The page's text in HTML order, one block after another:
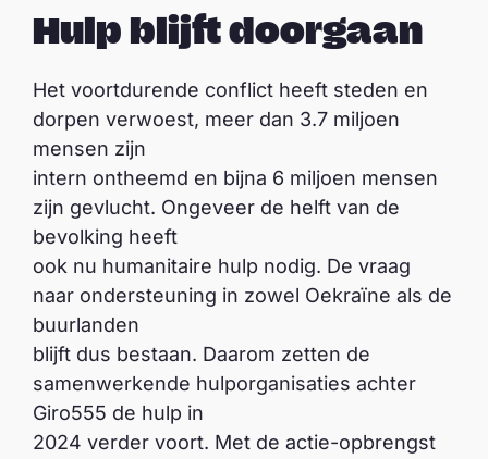
Hulp blijft doorgaan
Het voortdurende conflict heeft steden en
dorpen verwoest, meer dan 3.7 miljoen
mensen zijn
intern ontheemd en bijna 6 miljoen mensen
zijn gevlucht. Ongeveer de helft van de
bevolking heeft
ook nu humanitaire hulp nodig. De vraag
naar ondersteuning in zowel Oekraïne als de
buurlanden
blijft dus bestaan. Daarom zetten de
samenwerkende hulporganisaties achter
Giro555 de hulp in
2024 verder voort. Met de actie-opbrengst